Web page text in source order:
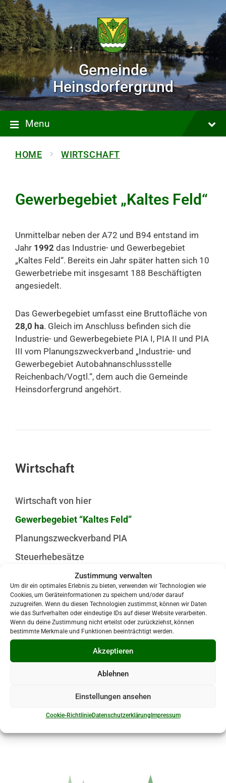
Zustimmung verwalten
Um dir ein optimales Erlebnis zu bieten, verwenden wir Technologien wie
Cookies, um Geräteinformationen zu speichern und/oder darauf
zuzugreifen. Wenn du diesen Technologien zustimmst, können wir Daten
wie das Surfverhalten oder eindeutige IDs auf dieser Website verarbeiten.
Wenn du deine Zustimmung nicht erteilst oder zurückziehst, können
bestimmte Merkmale und Funktionen beeinträchtigt werden.
Akzeptieren
Ablehnen
Einstellungen ansehen
Cookie-RichtlinieDatenschutzerklärung Impressum
Gemeinde
Heinsdorfergrund
Menu
HOME WIRTSCHAFT
Gewerbegebiet „Kaltes Feld“
Unmittelbar neben der A72 und B94 entstand im
Jahr 1992 das Industrie- und Gewerbegebiet
„Kaltes Feld“. Bereits ein Jahr später hatten sich 10
Gewerbetriebe mit insgesamt 188 Beschäftigten
angesiedelt.
Das Gewerbegebiet umfasst eine Bruttofläche von
28,0 ha. Gleich im Anschluss befinden sich die
Industrie- und Gewerbegebiete PIA I, PIA II und PIA
III vom Planungszweckverband „Industrie- und
Gewerbegebiet Autobahnanschlussstelle
Reichenbach/Vogtl.“, dem auch die Gemeinde
Heinsdorfergrund angehört.
Wirtschaft
Wirtschaft von hier
Gewerbegebiet “Kaltes Feld”
Planungszweckverband PIA
Steuerhebesätze